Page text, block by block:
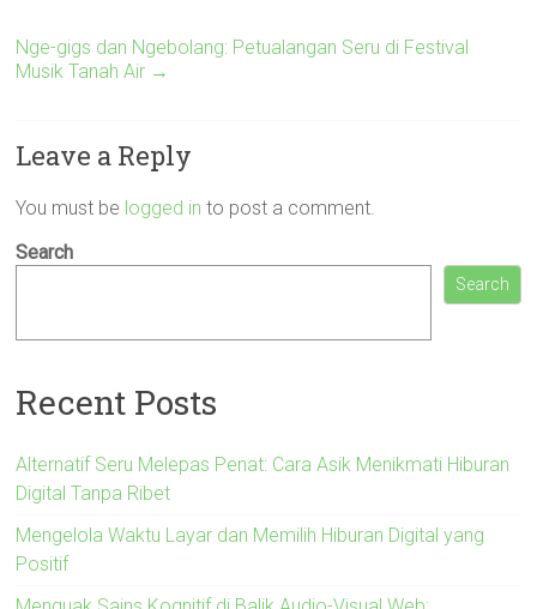
Nge-gigs dan Ngebolang: Petualangan Seru di Festival
Musik Tanah Air →
Leave a Reply
You must be logged in to post a comment.
Search
Search
Recent Posts
Alternatif Seru Melepas Penat: Cara Asik Menikmati Hiburan
Digital Tanpa Ribet
Mengelola Waktu Layar dan Memilih Hiburan Digital yang
Positif